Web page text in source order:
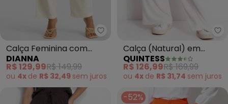
Dianna - Calça Feminina com
Calça Feminina com
Cinto em Viscolinho
(Bege)
DIANNA
R$ 129,99R$ 149,99
ou 4x de R$ 32,49 sem juros
Calça (Natural) em
Malha Texturizada
QUINTESS
R$ 126,99R$ 169,99
ou 4x de R$ 31,74 sem juros
-52%